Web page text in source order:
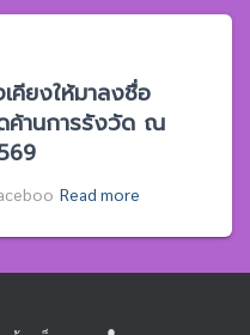
คียงให้มาลงชื่อ
ค้านการรังวัด ณ
Read more